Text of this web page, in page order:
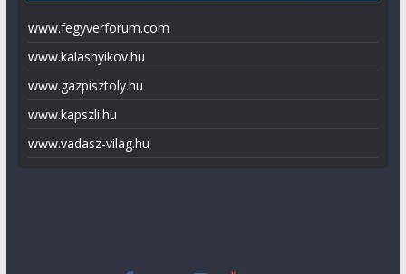
www.fegyverforum.com
www.kalasnyikov.hu
www.gazpisztoly.hu
www.kapszli.hu
www.vadasz-vilag.hu